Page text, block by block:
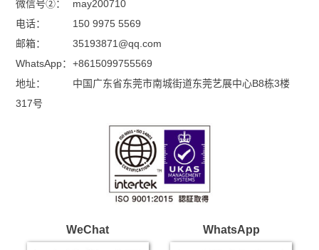
微信号②：
may200710
电话：
150 9975 5569
邮箱：
35193871@qq.com
WhatsApp： +8615099755569
地址：
中国广东省东莞市南城街道东莞艺展中心B8栋3楼
317号
WeChat WhatsApp